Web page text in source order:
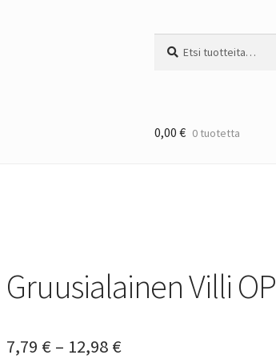
0,00 € 0 tuotetta
Gruusialainen Villi OP
7,79 € – 12,98 €Hintaluokka: